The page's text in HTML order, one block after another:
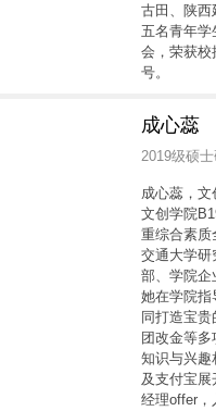
古田、陕西
五名青年学
会，荣获校
号。
成心蕊
2019级硕
成心蕊，
文创学院
重综合素质
交通大学研
部、学院企
她在学院指
同打造宝贵
团改金等
知识与兴趣
及支付宝
经理offer，